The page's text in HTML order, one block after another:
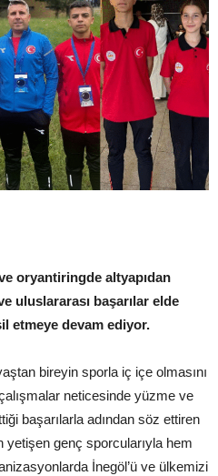
oryantiringde altyapıdan
uluslararası başarılar elde
etmeye devam ediyor.
bireyin sporla iç içe olmasını
neticesinde yüzme ve
başarılarla adından söz ettiren
yetişen genç sporcularıyla hem
İnegöl’ü ve ülkemizi